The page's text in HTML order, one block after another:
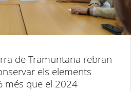
de Tramuntana rebran
els elements
més que el 2024